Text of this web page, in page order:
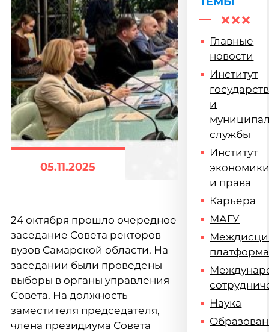
05.11.2025
24 октября прошло очередное
заседание Совета ректоров
вузов Самарской области. На
заседании были проведены
выборы в органы управления
Совета. На должность
заместителя председателя,
члена президиума Совета
Главные
новости
Институт
и
службы
Институт
и права
Карьера
МАГУ
платформа
Наука